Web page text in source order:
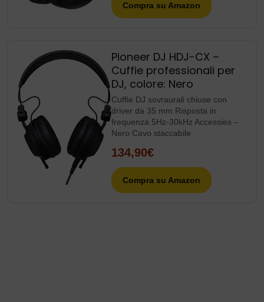
Compra su Amazon
Pioneer DJ HDJ-CX –
Cuffie professionali per
DJ, colore: Nero
Cuffie DJ sovraurali chiuse con
driver da 35 mm Risposta in
frequenza 5Hz-30kHz Accessies –
Nero Cavo staccabile
134,90€
Compra su Amazon